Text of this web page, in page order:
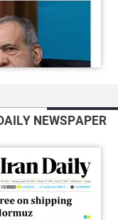
NEWSPAPER